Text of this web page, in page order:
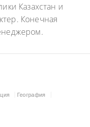
Казахстан и
Конечная
География